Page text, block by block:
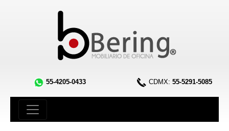
55-4205-0433 CDMX: 55-5291-5085